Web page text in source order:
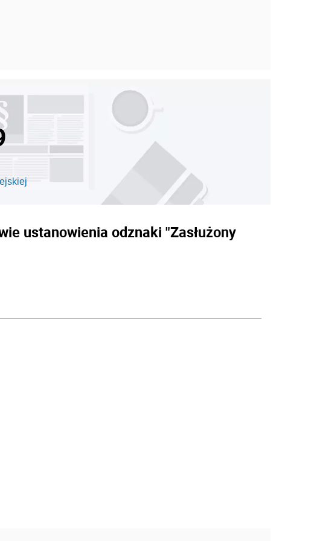
ustanowienia odznaki "Zasłużony